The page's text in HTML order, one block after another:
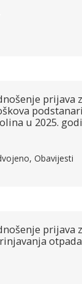
prijava
u 2025.
, Obavijesti
prijava